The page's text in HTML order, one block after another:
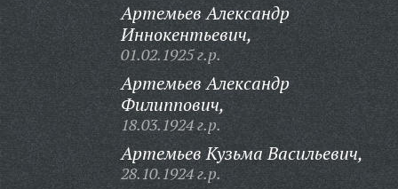
Артемьев Александр
Иннокентьевич,
01.02.1925 г.р.
Артемьев Александр
Филиппович,
18.03.1924 г.р.
Артемьев Кузьма Васильевич,
28.10.1924 г.р.